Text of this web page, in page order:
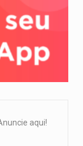
aqui!